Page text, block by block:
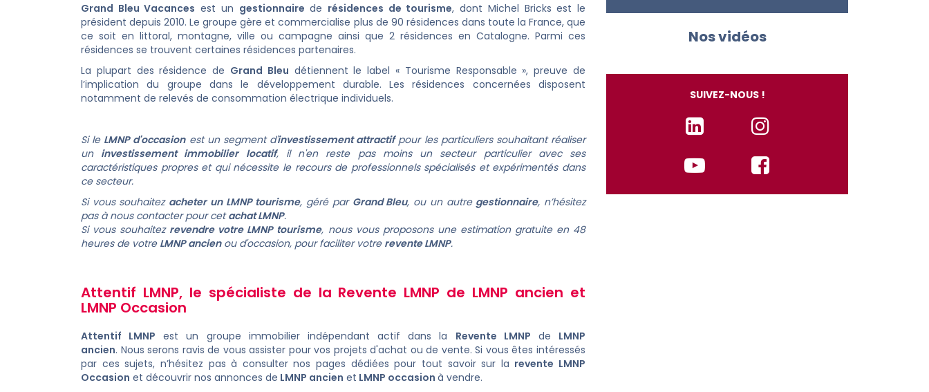
Grand Bleu Vacances est un gestionnaire de résidences de tourisme, dont Michel Bricks est le
président depuis 2010. Le groupe gère et commercialise plus de 90 résidences dans toute la France, que
ce soit en littoral, montagne, ville ou campagne ainsi que 2 résidences en Catalogne. Parmi ces
résidences se trouvent certaines résidences partenaires.
La plupart des résidence de Grand Bleu détiennent le label « Tourisme Responsable », preuve de
l’implication du groupe dans le développement durable. Les résidences concernées disposent
notamment de relevés de consommation électrique individuels.
Si le LMNP d'occasionest un segment d'investissement attractifpour les particuliers souhaitant réaliser
un investissement immobilier locatif, il n'en reste pas moins un secteur particulier avec ses
caractéristiques propres et qui nécessite le recours de professionnels spécialisés et expérimentés dans
ce secteur.
Si vous souhaitez acheter un LMNP tourisme, géré par Grand Bleu, ou un autre gestionnaire, n’hésitez
pas à nous contacter pour cetachat LMNP.
Si vous souhaitez revendre votre LMNP tourisme, nous vous proposons une estimation gratuite en 48
heures de votre LMNP ancienou d'occasion, pour faciliter votre revente LMNP.
Attentif LMNP, le spécialiste de la Revente LMNP de LMNP ancien et
LMNP Occasion
Attentif LMNP est un groupe immobilier indépendant actif dans la Revente LMNP de LMNP
ancien. Nous serons ravis de vous assister pour vos projets d'achat ou de vente. Si vous êtes intéressés
par ces sujets, n’hésitez pas à consulter nos pages dédiées pour tout savoir sur la revente LMNP
Occasion et découvrir nos annonces de LMNP ancien et LMNP occasion à vendre.
Nos vidéos
SUIVEZ-NOUS !